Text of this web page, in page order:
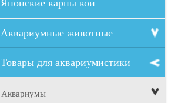
Японские карпы кои
Аквариумные животные
Товары для аквариумистики
Аквариумы